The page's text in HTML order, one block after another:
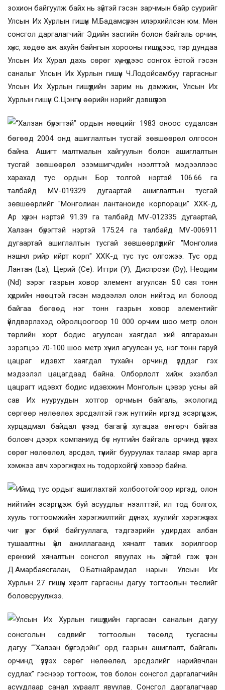
зохион байгуулж байх нь зүйтэй гэсэн зарчмын байр суурийг
Улсын Их Хурлын гишүүн М.Бадамсүрэн илэрхийлсэн юм. Мөн
сонсгол даргалагчийг Эдийн засгийн болон байгаль орчин,
хүнс, хөдөө аж ахуйн байнгын хорооны гишүүдээс, тэр дундаа
Улсын Их Хурал дахь сөрөг хүчнүүдээс сонгох ёстой гэсэн
саналыг Улсын Их Хурлын гишүүн Ч.Лодойсамбуу гаргасныг
Улсын Их Хурлын гишүүдийн зарим нь дэмжиж, Улсын Их
Хурлын гишүүн С.Цэнгүүн өөрийн нэрийг дэвшүүлэв.
“Халзан бүрэгтэй” ордын нөөцийг 1983 оноос судалсан
бөгөөд 2004 ондашиглалтын тусгай зөвшөөрөл олгосон
байна. Ашигт малтмалын хайгуулын болон ашиглалтын
тусгай зөвшөөрөл эзэмшигчдийн нээлттэй мэдээллээс
харахад тусордын Бор толгой нэртэй 106.66 га
талбайд MV-019329 дугаартай ашиглалтын тусгай
зөвшөөрлийг "Монголиан лантаноиде корпораци" ХХК-д,
Ар хүрэн нэртэй 91.39 га талбайд MV-012335 дугаартай,
Халзан бүрэгтэй нэртэй 175.24 га талбайд МV-006911
дугаартай ашиглалтын тусгай зөвшөөрлүүдийг "Монголиа
нэшнл рийр ийрт корп" ХХК-д тус тусолгожээ. Тусорд
Лантан (La), Церий (Се). Иттри (У), Диспрози (Dy), Неодим
(Nd) зэрэг газрын ховор элемент агуулсан 5.0 сая тонн
хүдрийн нөөцтэйгэсэн мэдээлэл олон нийтэд ил болоод
байгаа бөгөөд нэг тонн газрын ховор элементийг
үйлдвэрлэхэд ойролцоогоор 10 000 орчим шоо метр олон
төрлийн хорт бодис агуулсан хаягдал хий ялгарахын
зэрэгцээ 70-100 шоо метр хүчил агуулсан ус, нэг тонн гаруй
цацраг идэвхт хаягдал тухайн орчинд үлддэг
гэх
мэдээлэл цацагдаад байна. Олборлолт хийж эхэлбэл
цацрагт идэвхт бодис идэвхжин Монголын цэвэр усны ай
сав Их нууруудын хотгор орчмын байгаль, экологид
сөргөөр нөлөөлөх эрсдэлтэй гэжнутгийн иргэд эсэргүүцэж,
хурцадмал байдал үүсээд багагүй хугацаа өнгөрч байгаа
боловч дээрх компаниуд бүс нутгийн байгаль орчинд үзүүлэх
сөрөг нөлөөлөл, эрсдэл, түүнийг бууруулах талаар ямар арга
хэмжээ авч хэрэгжүүлэх нь тодорхойгүй хэвээр байна.
Иймд тус ордыг ашиглахтай холбоотойгоор иргэд, олон
нийтийнэсэргүүцэж буй асуудлыг нээлттэй, ил тод болгох,
хууль тогтоомжийн хэрэгжилтийг дүгнэх, хуулийг хэрэгжүүлэх
чиг үүрэг бүхий байгууллага, тэдгээрийн удирдах албан
тушаалтны үйл ажиллагаанд хяналт тавих зорилгоор
ерөнхий хяналтын сонсгол
явуулах нь зүйтэй гэж үзэн
Д.Амарбаясгалан, О.Батнайрамдал нарын Улсын Их
Хурлын 27 гишүүн хүсэлт гаргасны дагуу тогтоолын төслийг
боловсруулжээ.
Улсын Их Хурлын гишүүдийн гаргасан саналын дагуу
сонсголын сэдвийг тогтоолын төсөлд тусгасны
дагуу ““Халзан бүргэдэйн” орд газрын ашиглалт, байгаль
орчинд үзүүлэх сөрөг нөлөөлөл, эрсдэлийг нарийвчлан
судлах” гэснээр тогтоож, тов болон сонсгол даргалагчийн
асуудлаар санал хураалт явуулав. Сонсгол даргалагчаар